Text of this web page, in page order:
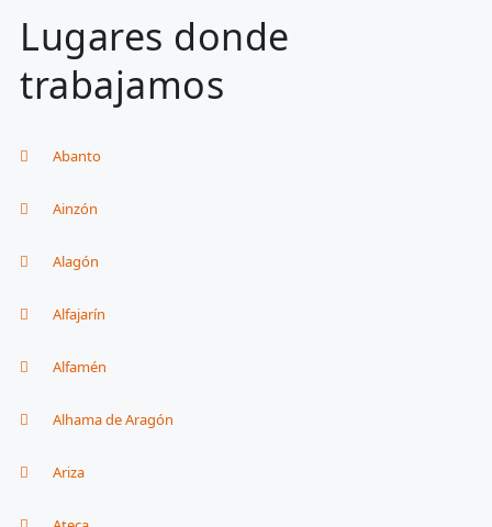
Lugares donde
trabajamos
Abanto
Ainzón
Alagón
Alfajarín
Alfamén
Alhama de Aragón
Ariza